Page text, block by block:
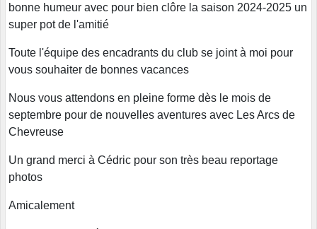
bonne humeur avec pour bien clôre la saison 2024-2025 un
super pot de l'amitié
Toute l'équipe des encadrants du club se joint à moi pour
vous souhaiter de bonnes vacances
Nous vous attendons en pleine forme dès le mois de
septembre pour de nouvelles aventures avec Les Arcs de
Chevreuse
Un grand merci à Cédric pour son très beau reportage
photos
Amicalement